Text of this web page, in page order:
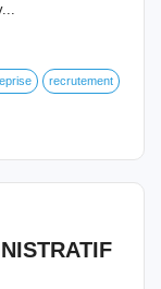
recrutement